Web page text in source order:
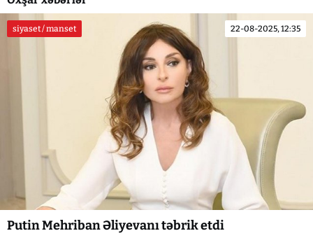
siyaset / manset 22-08-2025, 12:35
Putin Mehriban Əliyevanı təbrik etdi